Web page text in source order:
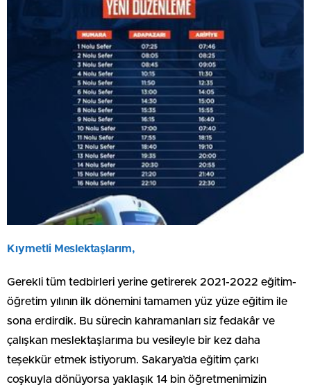
Kıymetli Meslektaşlarım,
Gerekli tüm tedbirleri yerine getirerek 2021-2022 eğitim-
öğretim yılının ilk dönemini tamamen yüz yüze eğitim ile
sona erdirdik. Bu sürecin kahramanları siz fedakâr ve
çalışkan meslektaşlarıma bu vesileyle bir kez daha
teşekkür etmek istiyorum. Sakarya’da eğitim çarkı
coşkuyla dönüyorsa yaklaşık 14 bin öğretmenimizin